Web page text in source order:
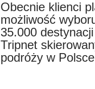
Obecnie klienci
możliwość
35.000
Tripnet
podróży w